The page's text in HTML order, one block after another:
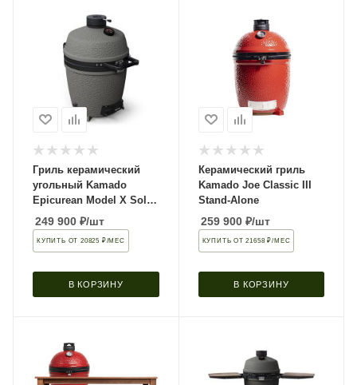
Гриль керамический
угольный Kamado
Epicurean Model X Solo
Patina (Built-In)
249 900 ₽/шт
КУПИТЬ ОТ 20825 ₽/МЕС
В КОРЗИНУ
Керамический гриль
Kamado Joe Classic III
Stand-Alone
259 900₽/шт
КУПИТЬ ОТ 21658 ₽/МЕС
В КОРЗИНУ